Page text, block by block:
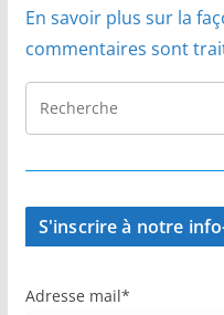
En savoir plus sur la
commentaires sont
S'inscrire à notre
Adresse mail*